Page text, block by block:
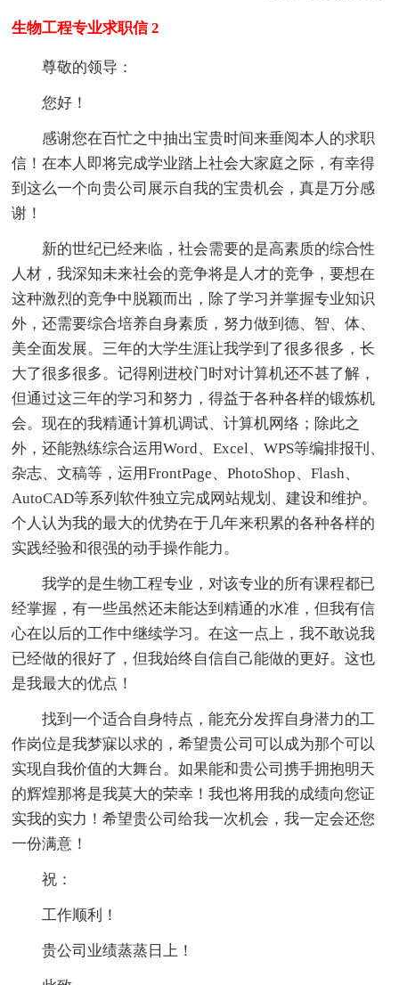
生物工程专业求职信 2
尊敬的领导：
您好！
感谢您在百忙之中抽出宝贵时间来垂阅本人的求职
信！在本人即将完成学业踏上社会大家庭之际，有幸得
到这么一个向贵公司展示自我的宝贵机会，真是万分感
谢！
新的世纪已经来临，社会需要的是高素质的综合性
人材，我深知未来社会的竞争将是人才的竞争，要想在
这种激烈的竞争中脱颖而出，除了学习并掌握专业知识
外，还需要综合培养自身素质，努力做到德、智、体、
美全面发展。三年的大学生涯让我学到了很多很多，长
大了很多很多。记得刚进校门时对计算机还不甚了解，
但通过这三年的学习和努力，得益于各种各样的锻炼机
会。现在的我精通计算机调试、计算机网络；除此之
外，还能熟练综合运用Word、Excel、WPS等编排报刊、
杂志、文稿等，运用FrontPage、PhotoShop、Flash、
AutoCAD等系列软件独立完成网站规划、建设和维护。
个人认为我的最大的优势在于几年来积累的各种各样的
实践经验和很强的动手操作能力。
我学的是生物工程专业，对该专业的所有课程都已
经掌握，有一些虽然还未能达到精通的水准，但我有信
心在以后的工作中继续学习。在这一点上，我不敢说我
已经做的很好了，但我始终自信自己能做的更好。这也
是我最大的优点！
找到一个适合自身特点，能充分发挥自身潜力的工
作岗位是我梦寐以求的，希望贵公司可以成为那个可以
实现自我价值的大舞台。如果能和贵公司携手拥抱明天
的辉煌那将是我莫大的荣幸！我也将用我的成绩向您证
实我的实力！希望贵公司给我一次机会，我一定会还您
一份满意！
祝：
工作顺利！
贵公司业绩蒸蒸日上！